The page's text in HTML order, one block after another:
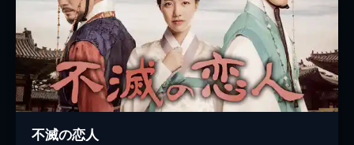
不滅の恋人